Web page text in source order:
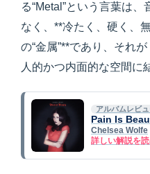
る“Metal”という言葉は
なく、**冷たく、硬く、
の“金属”**であり、それ
人的かつ内面的な空間に
アルバムレビ
Pain Is
Chelsea Wolfe
詳しい解説を